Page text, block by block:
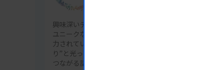
―微生物検査や感染症対策に熱心に取り組
前任地の西神戸医療センターでは、微生物
（1998年）に、当時の院長が「これから
が発足して、チームに入れていただきました。
興味深いテーマの分野や特色ある研究に取り組んで
ユニークな資格や経歴を持つ人、所属施設外での
力されている人物を取り上げるインタビュー企画。
り”と光った思いを知ることで、新しい挑戦やキャリ
つながる話に迫っていきます。